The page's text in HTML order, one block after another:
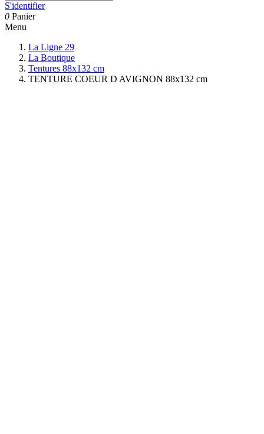
S'identifier
0 Panier
Menu
La Ligne 29
La Boutique
Tentures 88x132 cm
TENTURE COEUR D AVIGNON 88x132 cm